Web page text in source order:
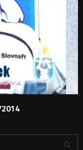
2014